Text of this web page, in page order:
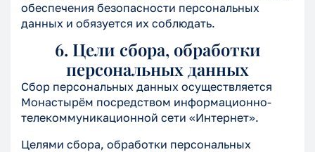
обеспечения безопасности персональных
данных и обязуется их соблюдать.
6. Цели сбора, обработки
персональных данных
Сбор персональных данных осуществляется
Монастырём посредством информационно-
телекоммуникационной сети «Интернет».
Целями сбора, обработки персональных